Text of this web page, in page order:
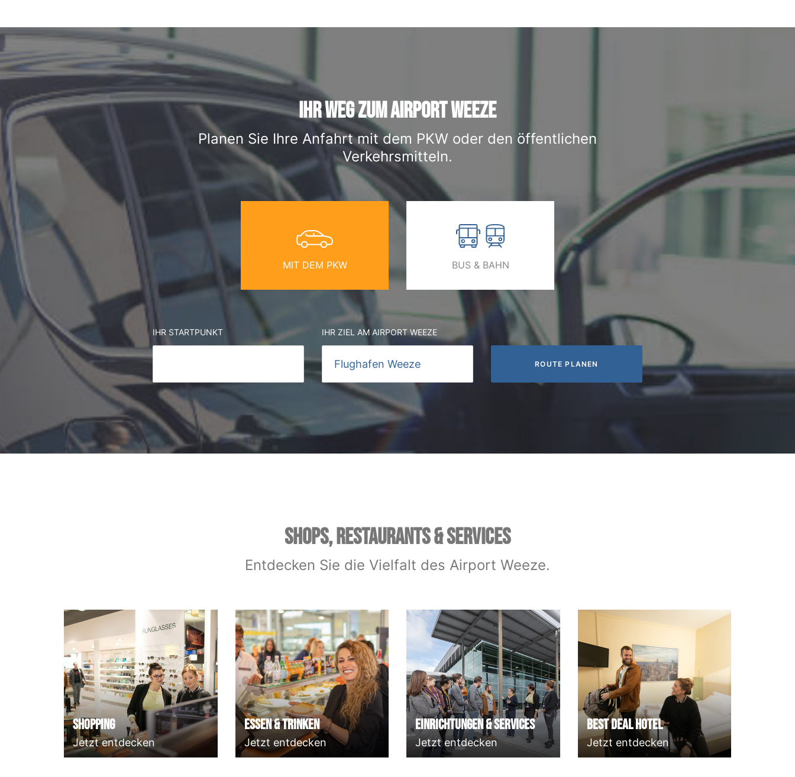
IHR WEG ZUM AIRPORT WEEZE
Planen Sie Ihre Anfahrt mit dem PKW oder den öffentlichen
Verkehrsmitteln.
MIT DEM PKW BUS & BAHN
IHR STARTPUNKT IHR ZIEL AM AIRPORT WEEZE
SHOPS, RESTAURANTS & SERVICES
Entdecken Sie die Vielfalt des Airport Weeze.
Shopping
Jetzt entdecken
Essen & Trinken
Jetzt entdecken
Einrichtungen & Services
Jetzt entdecken
Best deal Hotel
Jetzt entdecken